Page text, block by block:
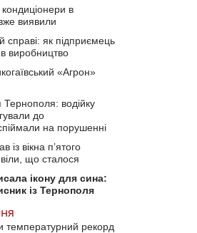
в
виявили
справі: як підприємець
виробництво
«Агрон»
Тернополя: водійку
до
на порушенні
із вікна п’ятого
що сталося
ікону для сина:
із Тернополя
температурний рекорд